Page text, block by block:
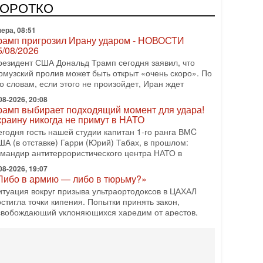
могут стать самыми интригующими? Биньямин
снова уверенно заявляет, что победа на
08:51
пригрозил Ирану ударом - НОВОСТИ
08/2026
США Дональд Трамп сегодня заявил, что
пролив может быть открыт «очень скоро». По
словам, если этого не произойдет, Иран ждет
2026, 20:08
выбирает подходящий момент для удара!
никогда не примут в НАТО
гость нашей студии капитан 1-го ранга ВМC
(в отставке) Гарри (Юрий) Табах, в прошлом:
антитеррористического центра НАТО в
2026, 19:07
в армию — либо в тюрьму?»
вокруг призыва ультраортодоксов в ЦАХАЛ
точки кипения. Попытки принять закон,
уклоняющихся харедим от арестов,